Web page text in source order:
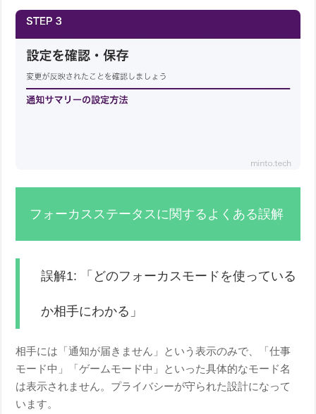
フォーカスステータスに関するよくある誤解
誤解1: 「どのフォーカスモードを使っている
か相手にわかる」
相手には「通知が届きません」という表示のみで、「仕事
モード中」「ゲームモード中」といった具体的なモード名
は表示されません。プライバシーが守られた設計になって
います。